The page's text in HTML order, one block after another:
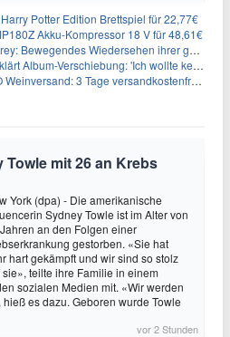
Potter Edition Brettspiel für 22,77€
Akku-Kompressor 18 V für 48,61€
Wiedersehen ihrer geschiedenen Eltern kurz vor dem Tod ihrer Mutter
Verschiebung: 'Ich wollte keine persönliche Situation ausnutzen'
3 Tage versandkostenfrei bestellen (MBW 25€)
mit 26 an Krebs
York (dpa) - Die amerikanische
Sydney Towle ist im Alter von
an den Folgen einer
gestorben. «Sie hat
hart gekämpft und wir sind so stolz
sie», teilte ihre Familie in einem
sozialen Medien mit. «Wir werden
es dazu. Geboren wurde Towle
vor 2 Stunden